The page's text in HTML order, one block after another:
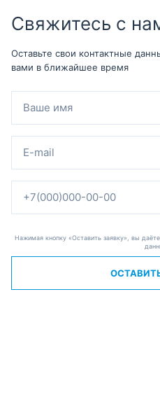
Свяжитесь с
Оставьте свои контактные
вами в ближайшее время
Нажимая кнопку «Оставить заявку», вы